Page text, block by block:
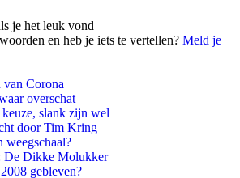
je het leuk vond
en heb je iets te vertellen? Meld je
Corona
overschat
slank zijn wel
door Tim Kring
weegschaal?
De Dikke Molukker
gebleven?